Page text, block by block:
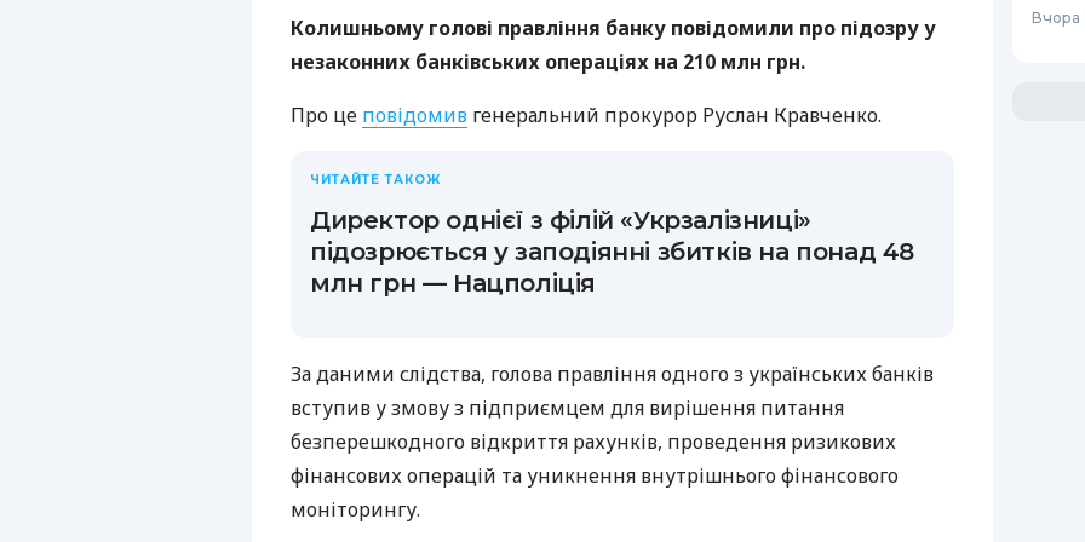
Колишньому голові правління банку повідомили про підозру у
незаконних банківських операціях на 210 млн грн.
Про це повідомив генеральний прокурор Руслан Кравченко.
ЧИТАЙТЕ ТАКОЖ
Директор однієї з філій «Укрзалізниці»
підозрюється у заподіянні збитків на понад 48
млн грн — Нацполіція
За даними слідства, голова правління одного з українських банків
вступив у змову з підприємцем для вирішення питання
безперешкодного відкриття рахунків, проведення ризикових
фінансових операцій та уникнення внутрішнього фінансового
моніторингу.
Вчора